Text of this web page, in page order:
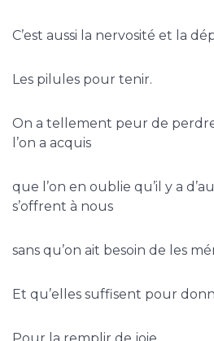
C’est aussi la nervosité et la
Les pilules pour tenir.
On a tellement peur de
l’on a acquis
que l’on en oublie qu’il y a
s’offrent à nous
sans qu’on ait besoin de les
Et qu’elles suffisent pour